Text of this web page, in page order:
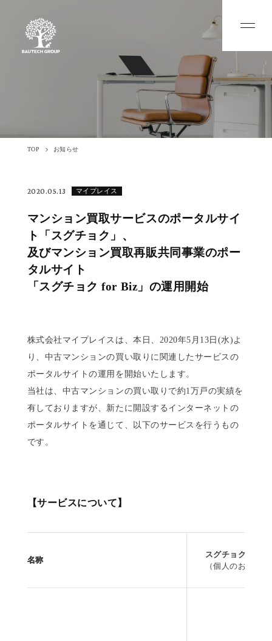
TOP お知らせ
2020.05.13 マイプレイス
マンション買取サービスのポータルサイ
ト「スグチョク」、
及びマンション買取再販共同事業のポー
タルサイト
「スグチョク for Biz」の運用開始
株式会社マイプレイスは、本日、2020年5月13日(水)よ
り、中古マンションの買い取りに関連したサービスの
ポータルサイトの運用を開始いたします。
当社は、中古マンションの買い取りで約1万戸の実績を
有しておりますが、新たに開設するインターネットの
ポータルサイトを通じて、以下のサービスを行うもの
です。
【サービスについて】
名称
スグチョク
（個人のお客様